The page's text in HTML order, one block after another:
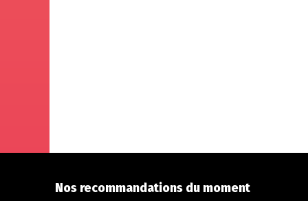
Nos recommandations du moment